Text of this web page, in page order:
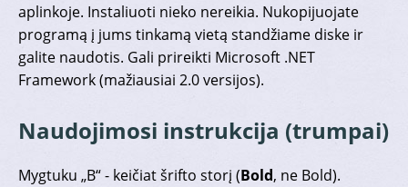
aplinkoje. Instaliuoti nieko nereikia. Nukopijuojate
programą į jums tinkamą vietą standžiame diske ir
galite naudotis. Gali prireikti Microsoft .NET
Framework(mažiausiai 2.0 versijos).
Naudojimosi instrukcija (trumpai)
Mygtuku „B“ - keičiat šrifto storį (Bold, ne Bold).